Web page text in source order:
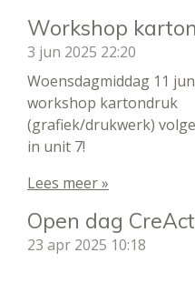
Workshop
3 jun 2025 22:20
Woensdagmiddag 11
workshop kartondruk
(grafiek/drukwerk)
in unit 7!
Lees meer »
Open dag
23 apr 2025 10:18